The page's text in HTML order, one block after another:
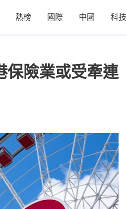
熱榜 國際 中國 科技
險業或受牽